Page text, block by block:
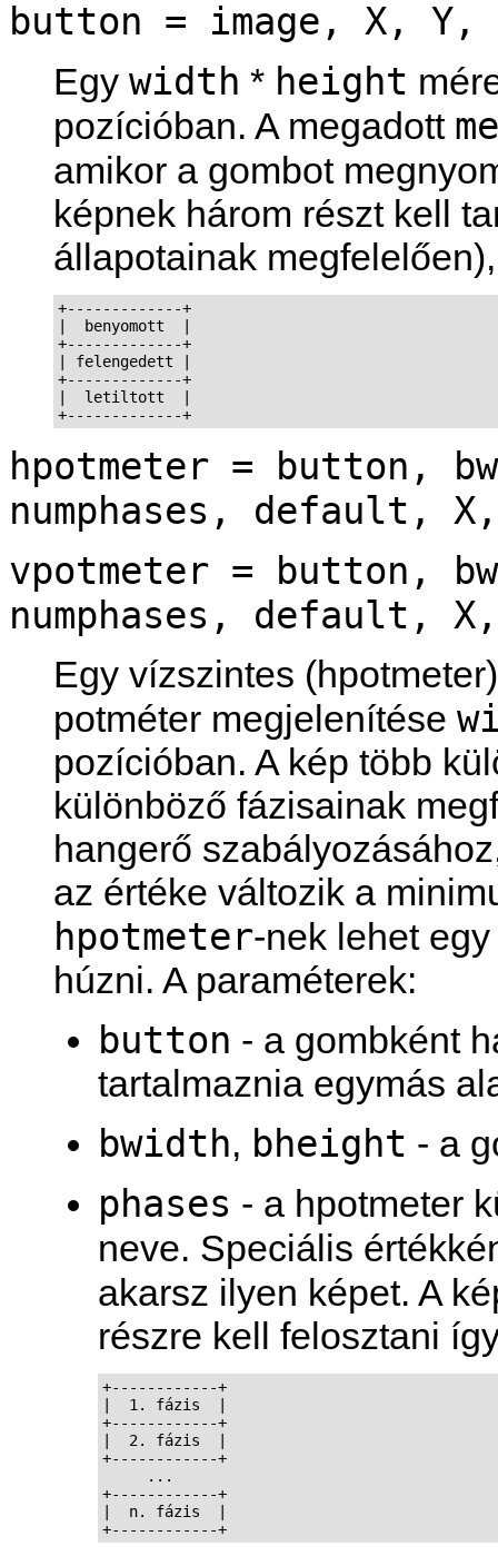
button = image, X, Y,
Egy width * height
pozícióban. A megadott
amikor a gombot
képnek három részt kell
állapotainak
+-------------+
|  benyomott  |
+-------------+
| felengedett |
+-------------+
|  letiltott  |
+-------------+
hpotmeter = button,
numphases, default,
vpotmeter = button,
numphases, default,
Egy vízszintes
potméter megjelenítése
pozícióban. A kép több
különböző fázisainak
hangerő
az értéke változik a
hpotmeter-nek lehet
húzni. A paraméterek:
button - a gombként
tartalmaznia egymás
bwidth, bheight - a
phases - a hpotmeter
neve. Speciális
akarsz ilyen képet. A
részre kell felosztani
+------------+
|  1. fázis  |
+------------+
|  2. fázis  |
+------------+
     ...
+------------+
|  n. fázis  |
+------------+